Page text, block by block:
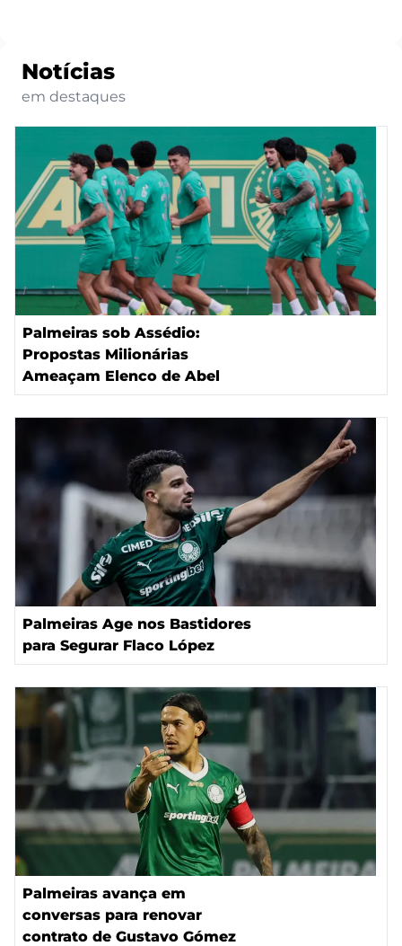
Notícias
em destaques
Palmeiras sob Assédio:
Propostas Milionárias
Ameaçam Elenco de Abel
Palmeiras Age nos Bastidores
para Segurar Flaco López
Palmeiras avança em
conversas para renovar
contrato de Gustavo Gómez